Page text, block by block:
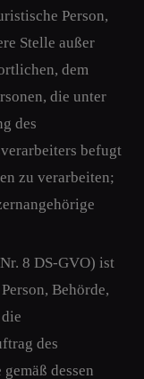
Person,
Stelle außer
dem
die unter
des
befugt
zu verarbeiten;
8 DS-GVO) ist
Behörde,
des
dessen